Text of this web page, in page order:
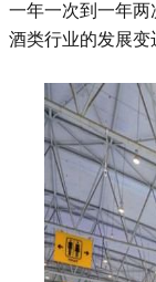
一年一次到一年
酒类行业的发展变